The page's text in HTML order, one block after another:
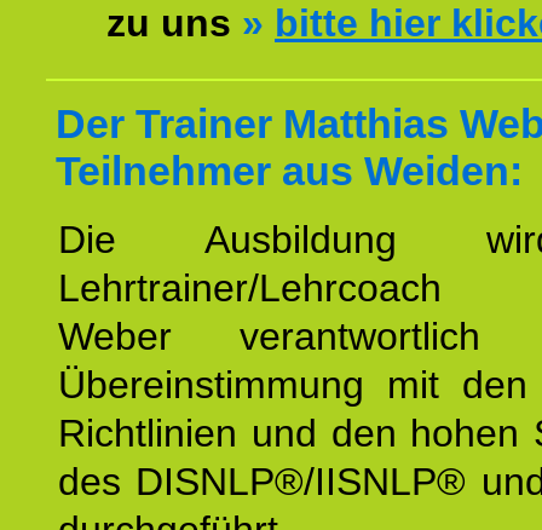
zu uns » bitte hier
Der Trainer Matthias
Teilnehmer aus Weiden:
Die Ausbildung
Lehrtrainer/Lehrcoach
Weber
Übereinstimmung mit den
Richtlinien und den hohen
des DISNLP®/IISNLP®